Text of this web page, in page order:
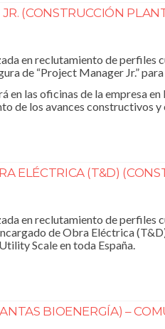
(CONSTRUCCIÓN
en reclutamiento de
de “Project Manager Jr.”
en las oficinas de la empresa
de los avances constructivos
ELÉCTRICA (T&D)
en reclutamiento de perfiles
de Obra Eléctrica
Scale en toda España.
BIOENERGÍA) –